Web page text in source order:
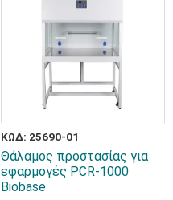
ΚΩΔ: 25690-01
Θάλαμος προστασίας για
εφαρμογές PCR-1000
Biobase